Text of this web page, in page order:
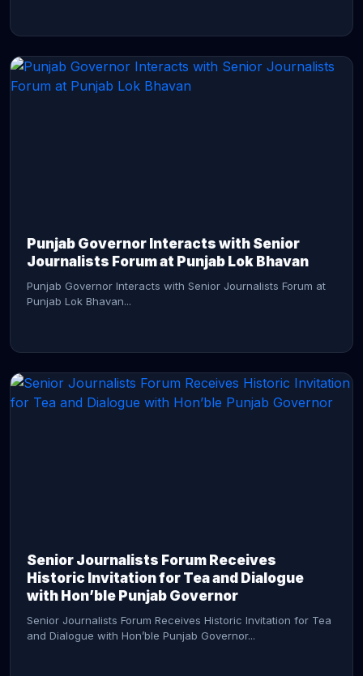
Punjab Governor Interacts with Senior
Journalists Forum at Punjab Lok Bhavan
Punjab Governor Interacts with Senior Journalists Forum at
Punjab Lok Bhavan...
Senior Journalists Forum Receives
Historic Invitation for Tea and Dialogue
with Hon’ble Punjab Governor
Senior Journalists Forum Receives Historic Invitation for Tea
and Dialogue with Hon’ble Punjab Governor...